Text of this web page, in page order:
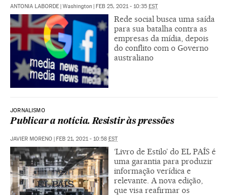
ANTONIA LABORDE Washington FEB 25, 2021 - 10:35 EST
Rede social busca uma saída
para sua batalha contra as
empresas da mídia, depois
do conflito com o Governo
australiano
JORNALISMO
Publicar a notícia. Resistir às pressões
JAVIER MORENO FEB 21, 2021 - 10:58 EST
‘Livro de Estilo’ do EL PAÍS é
uma garantia para produzir
informação verídica e
relevante. A nova edição,
que visa reafirmar os